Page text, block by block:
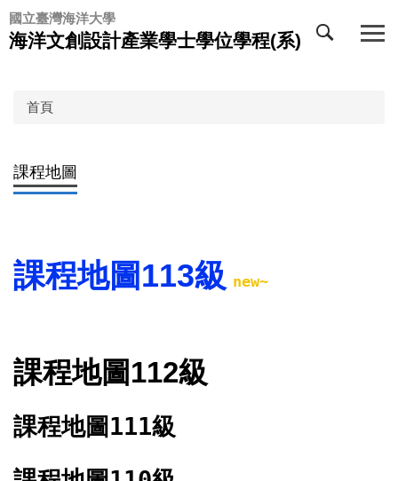
跳
到
主
國立臺灣海洋大學
海洋文創設計產業學士學位學程(系)
首頁
課程地圖
課程地圖113級 new~
課程地圖112級
課程地圖111級